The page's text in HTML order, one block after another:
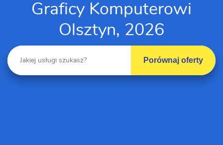
Graficy Komputerowi
Olsztyn, 2026
Porównaj oferty